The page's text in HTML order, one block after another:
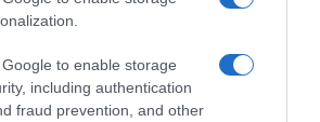
to enable storage
including authentication
fraud prevention, and other